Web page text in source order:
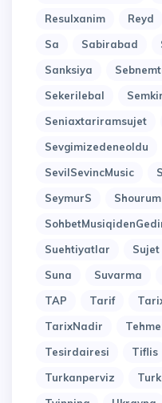
Resulxanim Reyd
Sa
Sabirabad
Sanksiya
Sekerilebal
Semkir
Seniaxtariramsujet
Sevgimizedeneoldu
SevilSevincMusic
SeymurS
Shourum
Suehtiyatlar
Sujet
Suna
Suvarma
TAP
Tarif
TarixNadir
Tesirdairesi
Tiflis
Turkanperviz